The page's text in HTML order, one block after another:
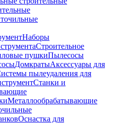
Наборы
Строительное
пушкиПылесосы
ДомкратыАксессуары для
пылеудаления для
Станки и
Металлообрабатывающие
Оснастка для